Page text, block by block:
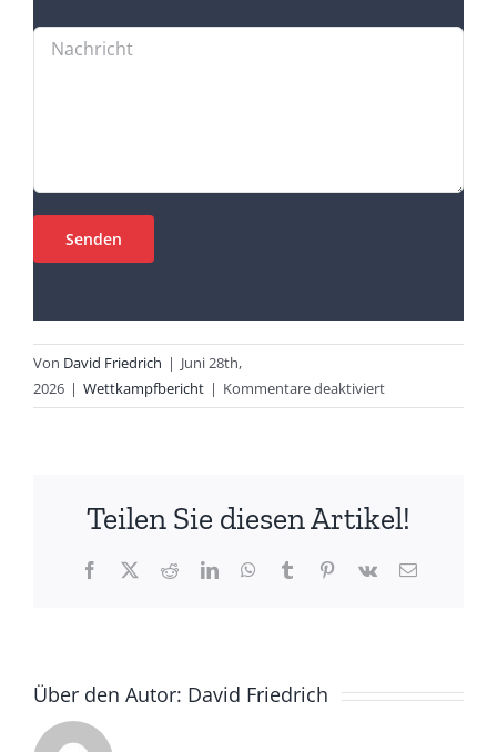
Von David Friedrich | Juni 28th,
2026 | Wettkampfbericht | Kommentare deaktiviertfür
Landesliga
Hitze
Niederrhein
Teilen Sie diesen Artikel!
Facebook
X RedditLinkedInWhatsApp
TumblrPinterest
Vk
E-
Über den Autor: David Friedrich